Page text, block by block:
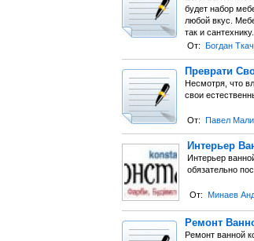
будет набор
любой вкус.
так и сантехнику.
От: Богдан
Преврати
Несмотря, что
свои
От: Павел
Интерьер
Интерьер
обязательно
От: Минаев
Ремонт
Ремонт ванной